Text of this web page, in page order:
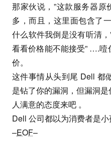
那家伙说，”这款服务器原
多，而且，这里面包含了
什么软件我倒是没有听清
看看价格能不能接受” ….
价。
这件事情从头到尾 Dell 都
是钻了你的漏洞，但漏洞
人满意的态度来吧 。
Dell 公司都以为消费者是
–EOF–